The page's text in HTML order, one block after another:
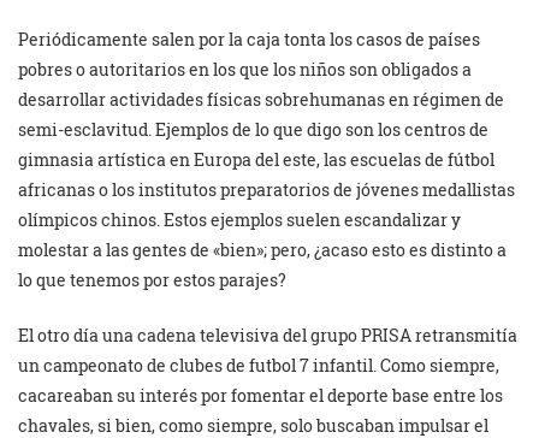
Periódicamente salen por la caja tonta los casos de países
pobres o autoritarios en los que los niños son obligados a
desarrollar actividades físicas sobrehumanas en régimen de
semi-esclavitud. Ejemplos de lo que digo son los centros de
gimnasia artística en Europa del este, las escuelas de fútbol
africanas o los institutos preparatorios de jóvenes medallistas
olímpicos chinos. Estos ejemplos suelen escandalizar y
molestar a las gentes de «bien»; pero, ¿acaso esto es distinto a
lo que tenemos por estos parajes?
El otro día una cadena televisiva del grupo PRISA retransmitía
un campeonato de clubes de futbol 7 infantil. Como siempre,
cacareaban su interés por fomentar el deporte base entre los
chavales, si bien, como siempre, solo buscaban impulsar el